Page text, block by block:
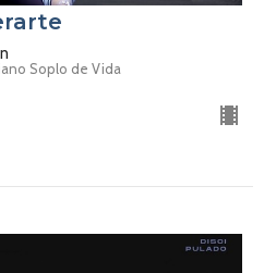
Soplo de Vida